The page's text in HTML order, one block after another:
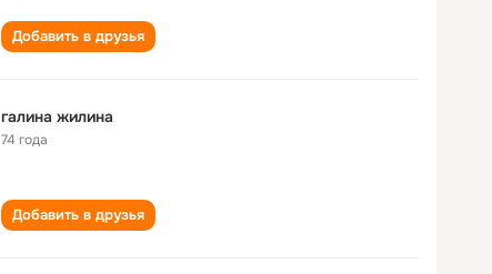
Добавить в друзья
галина жилина
74 года
Добавить в друзья